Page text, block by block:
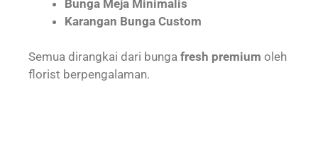
Bunga Meja Minimalis
Karangan Bunga Custom
Semua dirangkai dari bunga fresh premium oleh
florist berpengalaman.